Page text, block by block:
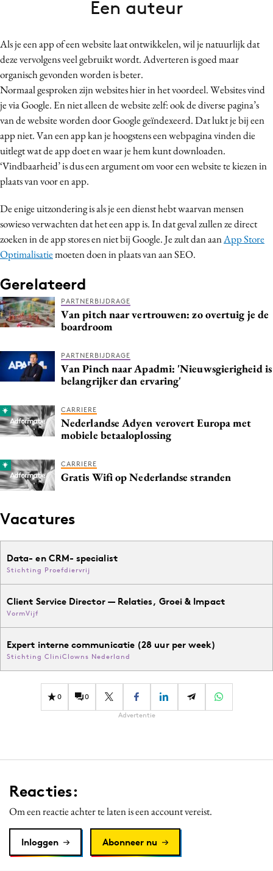
Carriere
Contentmarketing
Craft
Customer Experience
Data & Insights
Design
Digital transformation
Diversiteit
Gedragsverandering
Influencer marketing
Interne communicatie
Media
Merkstrategie
PR
Purpose Marketing
Reputatie & crisis
Als je een app of een website laat ontwikkelen, wil je natuurlijk dat
deze vervolgens veel gebruikt wordt. Adverteren is goed maar
organisch gevonden worden is beter.
Normaal gesproken zijn websites hier in het voordeel. Websites vind
je via Google. En niet alleen de website zelf: ook de diverse pagina’s
van de website worden door Google geïndexeerd. Dat lukt je bij een
app niet. Van een app kan je hoogstens een webpagina vinden die
uitlegt wat de app doet en waar je hem kunt downloaden.
‘Vindbaarheid’ is dus een argument om voor een website te kiezen in
plaats van voor en app.
De enige uitzondering is als je een dienst hebt waarvan mensen
sowieso verwachten dat het een app is. In dat geval zullen ze direct
zoeken in de app stores en niet bij Google. Je zult dan aanApp Store
Optimalisatiemoeten doen in plaats van aan SEO.
Gerelateerd
PARTNERBIJDRAGE
Van pitch naar vertrouwen: zo overtuig je de
boardroom
PARTNERBIJDRAGE
Van Pinch naar Apadmi: 'Nieuwsgierigheid is
belangrijker dan ervaring'
CARRIERE
Nederlandse Adyen verovert Europa met
mobiele betaaloplossing
CARRIERE
Gratis Wifi op Nederlandse stranden
Vacatures
Data- en CRM- specialist
Stichting Proefdiervrij
Client Service Director — Relaties, Groei & Impact
VormVijf
Expert interne communicatie (28 uur per week)
Stichting CliniClowns Nederland
0 0
Advertentie
Reacties:
Om een reactie achter te laten is een account vereist.
Inloggen Abonneer nu
Een auteur